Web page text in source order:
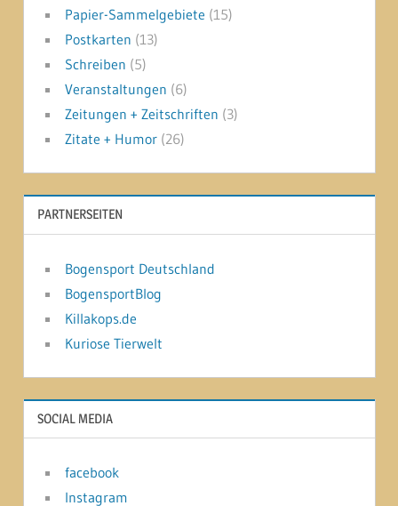
Papier-Sammelgebiete (15)
Postkarten (13)
Schreiben (5)
Veranstaltungen (6)
Zeitungen + Zeitschriften (3)
Zitate + Humor(26)
PARTNERSEITEN
Bogensport Deutschland
BogensportBlog
Killakops.de
Kuriose Tierwelt
SOCIAL MEDIA
facebook
Instagram